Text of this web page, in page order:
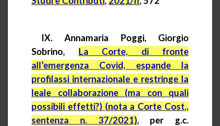
IX. Annamaria Poggi, Giorgio
Sobrino, La Corte, di fronte
all’emergenza Covid, espande la
profilassi internazionale e restringe la
leale collaborazione (ma con quali
possibili effetti?) (nota a Corte Cost.,
sentenza n. 37/2021), per g.c.